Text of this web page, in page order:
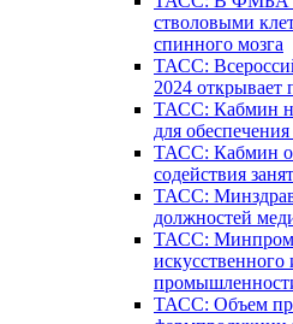
стволовыми
спинного мозга
ТАСС:
2024 открывает
ТАСС: Кабмин
для
ТАСС: Кабмин
содействия
ТАСС:
должностей
ТАСС:
искусственного
ТАСС: Объем